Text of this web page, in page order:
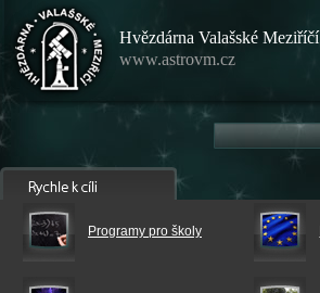
Hvězdárna Valašské Meziříčí
www.astrovm.cz
Programy pro školy